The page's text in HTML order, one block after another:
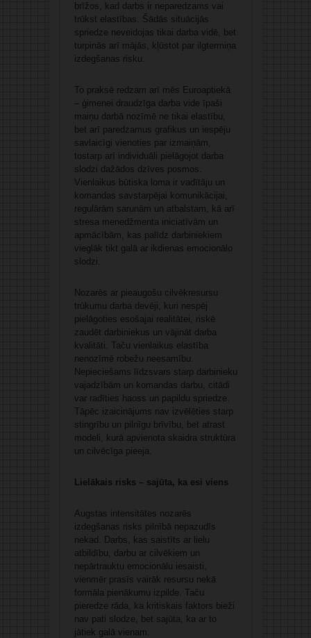
brīžos, kad darbs ir neparedzams vai
trūkst elastības. Šādās situācijās
spriedze neveidojas tikai darba vidē, bet
turpinās arī mājās, kļūstot par ilgtermiņa
izdegšanas risku.
To praksē redzam arī mēs Euroaptiekā
– ģimenei draudzīga darba vide īpaši
maiņu darbā nozīmē ne tikai elastību,
bet arī paredzamus grafikus un iespēju
savlaicīgi vienoties par izmaiņām,
tostarp arī individuāli pielāgojot darba
slodzi dažādos dzīves posmos.
Vienlaikus būtiska loma ir vadītāju un
komandas savstarpējai komunikācijai,
regulārām sarunām un atbalstam, kā arī
stresa menedžmenta iniciatīvām un
apmācībām, kas palīdz darbiniekiem
vieglāk tikt galā ar ikdienas emocionālo
slodzi.
Nozarēs ar pieaugošu cilvēkresursu
trūkumu darba devēji, kuri nespēj
pielāgoties esošajai realitātei, riskē
zaudēt darbiniekus un vājināt darba
kvalitāti. Taču vienlaikus elastība
nenozīmē robežu neesamību.
Nepieciešams līdzsvars starp darbinieku
vajadzībām un komandas darbu, citādi
var radīties haoss un papildu spriedze.
Tāpēc izaicinājums nav izvēlēties starp
stingrību un pilnīgu brīvību, bet atrast
modeli, kurā apvienota skaidra struktūra
un cilvēcīga pieeja.
Lielākais risks – sajūta, ka esi viens
Augstas intensitātes nozarēs
izdegšanas risks pilnībā nepazudīs
nekad. Darbs, kas saistīts ar lielu
atbildību, darbu ar cilvēkiem un
nepārtrauktu emocionālu iesaisti,
vienmēr prasīs vairāk resursu nekā
formāla pienākumu izpilde. Taču
pieredze rāda, ka kritiskais faktors bieži
nav pati slodze, bet sajūta, ka ar to
jātiek galā vienam.